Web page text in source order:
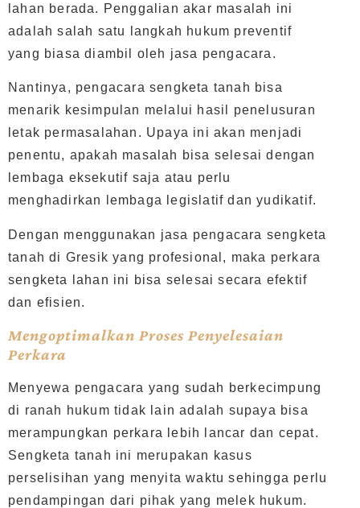
lahan berada. Penggalian akar masalah ini
adalah salah satu langkah hukum preventif
yang biasa diambil oleh jasa pengacara.
Nantinya, pengacara sengketa tanah bisa
menarik kesimpulan melalui hasil penelusuran
letak permasalahan. Upaya ini akan menjadi
penentu, apakah masalah bisa selesai dengan
lembaga eksekutif saja atau perlu
menghadirkan lembaga legislatif dan yudikatif.
Dengan menggunakan jasa pengacara sengketa
tanah di Gresik yang profesional, maka perkara
sengketa lahan ini bisa selesai secara efektif
dan efisien.
Mengoptimalkan Proses Penyelesaian
Perkara
Menyewa pengacara yang sudah berkecimpung
di ranah hukum tidak lain adalah supaya bisa
merampungkan perkara lebih lancar dan cepat.
Sengketa tanah ini merupakan kasus
perselisihan yang menyita waktu sehingga perlu
pendampingan dari pihak yang melek hukum.